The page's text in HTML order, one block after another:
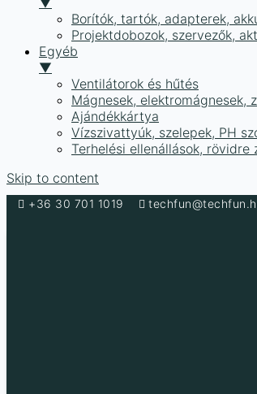
Borítók, tartók, adapterek,
Projektdobozok, szervezők,
Egyéb
▼
Ventilátorok és hűtés
Mágnesek, elektromágnesek,
Ajándékkártya
Vízszivattyúk, szelepek, PH
Terhelési ellenállások,
Skip to content
+36 30 701 1019